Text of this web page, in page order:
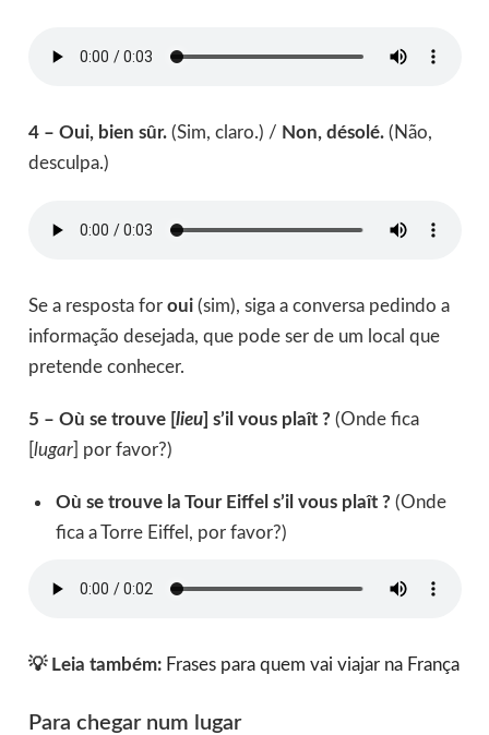
4 – Oui, bien sûr.(Sim, claro.) / Non, désolé.(Não,
desculpa.)
Se a resposta for oui(sim), siga a conversa pedindo a
informação desejada, que pode ser de um local que
pretende conhecer.
5 – Où se trouve [lieu] s’il vous plaît ? (Onde fica
lugar] por favor?)
Où se trouve la Tour Eiffel s’il vous plaît ? (Onde
fica a Torre Eiffel, por favor?)
💡 Leia também: Frases para quem vai viajar na França
Para chegar num lugar